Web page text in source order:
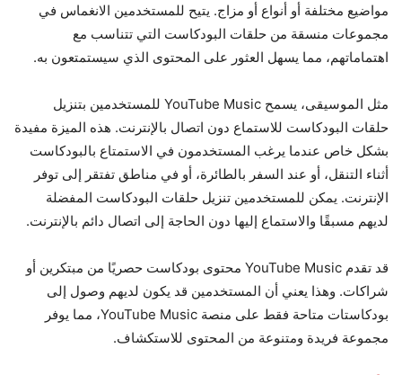
مواضيع مختلفة أو أنواع أو مزاج. يتيح للمستخدمين الانغماس في
مجموعات منسقة من حلقات البودكاست التي تتناسب مع
اهتماماتهم، مما يسهل العثور على المحتوى الذي سيستمتعون به.
مثل الموسيقى، يسمح YouTube Music للمستخدمين بتنزيل
حلقات البودكاست للاستماع دون اتصال بالإنترنت. هذه الميزة مفيدة
بشكل خاص عندما يرغب المستخدمون في الاستمتاع بالبودكاست
أثناء التنقل، أو عند السفر بالطائرة، أو في مناطق تفتقر إلى توفر
الإنترنت. يمكن للمستخدمين تنزيل حلقات البودكاست المفضلة
لديهم مسبقًا والاستماع إليها دون الحاجة إلى اتصال دائم بالإنترنت.
قد تقدم YouTube Music محتوى بودكاست حصريًا من مبتكرين أو
شراكات. وهذا يعني أن المستخدمين قد يكون لديهم وصول إلى
بودكاستات متاحة فقط على منصة YouTube Music، مما يوفر
مجموعة فريدة ومتنوعة من المحتوى للاستكشاف.